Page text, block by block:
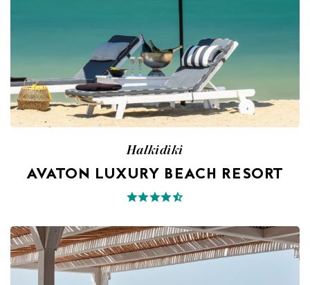
Halkidiki
AVATON LUXURY BEACH RESORT